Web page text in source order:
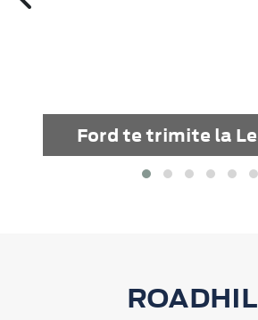
Ford te trimite la